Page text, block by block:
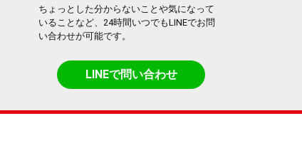
ちょっとした分からないことや気になって
いることなど、24時間いつでもLINEでお問
い合わせが可能です。
LINEで問い合わせ